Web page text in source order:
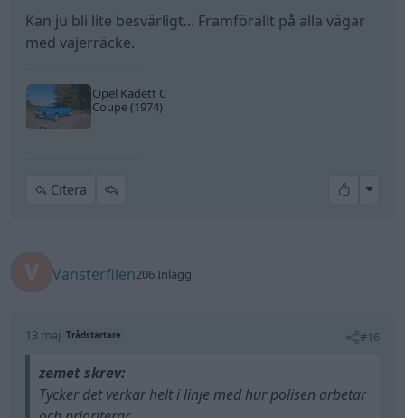
Kan ju bli lite besvärligt... Framförallt på alla vägar
med vajerräcke.
Opel Kadett C
Coupe (1974)
Citera All
Vansterfilen206 Inlägg
13 maj Trådstartare #16
zemet skrev:
Tycker det verkar helt i linje med hur polisen arbetar